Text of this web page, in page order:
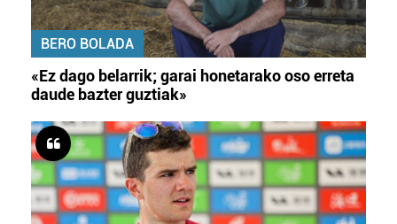
BERO BOLADA
«Ez dago belarrik; garai honetarako oso erreta
daude bazter guztiak»